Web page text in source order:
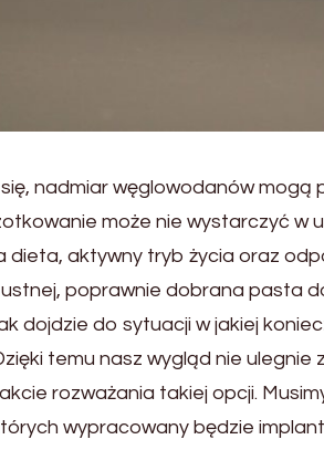
nadmiar węglowodanów
może nie wystarczyć w
dieta, aktywny tryb życia oraz
ustnej, poprawnie dobrana
dojdzie do sytuacji w jakiej
temu nasz wygląd nie
rozważania takiej opcji.
wypracowany będzie